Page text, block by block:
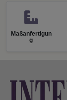
Maßanfertigun
g